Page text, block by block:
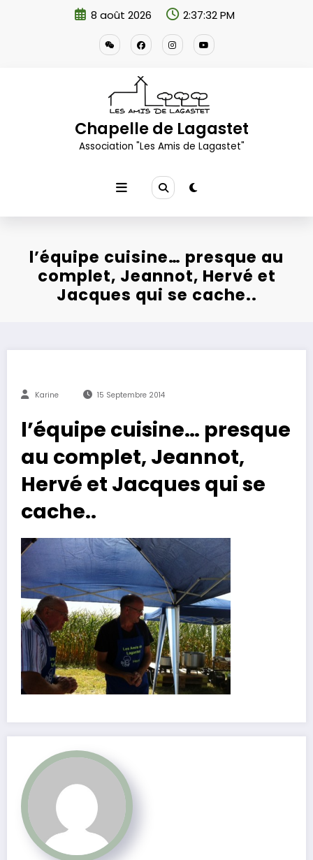
8 août 2026 2:37:33 PM
Chapelle de Lagastet
Association "Les Amis de Lagastet"
l’équipe cuisine… presque au
complet, Jeannot, Hervé et
Jacques qui se cache..
Karine 15 Septembre 2014
l’équipe cuisine… presque
au complet, Jeannot,
Hervé et Jacques qui se
cache..